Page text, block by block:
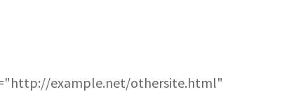
example.net/othersite.html"